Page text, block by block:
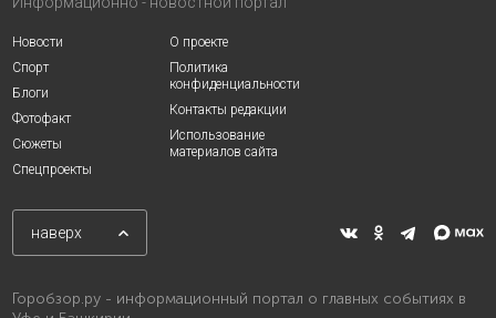
Новости
Спорт
Блоги
Фотофакт
Сюжеты
Спецпроекты
О проекте
Политика
конфиденциальности
Контакты редакции
Использование
материалов сайта
наверх
Горобзор.ру - информационный портал о главных событиях в